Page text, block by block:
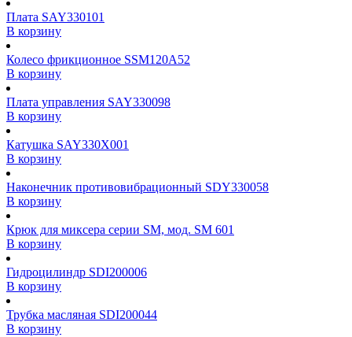
Плата SAY330101
В корзину
Колесо фрикционное SSM120A52
В корзину
Плата управления SAY330098
В корзину
Катушка SAY330X001
В корзину
Наконечник противовибрационный SDY330058
В корзину
Крюк для миксера серии SM, мод. SM 601
В корзину
Гидроцилиндр SDI200006
В корзину
Трубка масляная SDI200044
В корзину